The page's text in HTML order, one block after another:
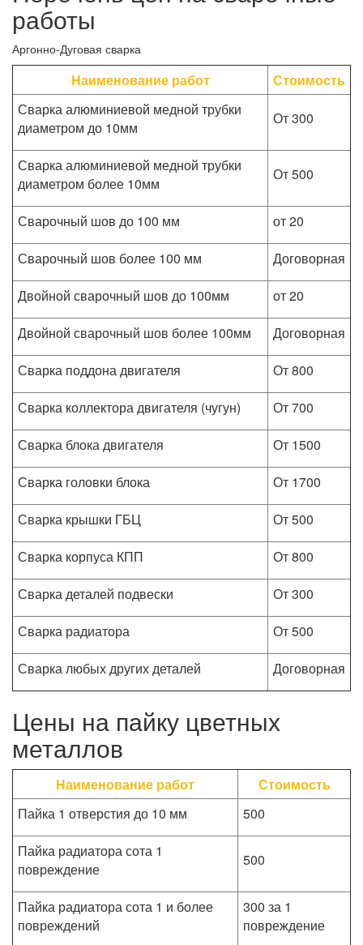
работы
Аргонно-Дуговая сварка
Наименование работ
Стоимость
Сварка алюминиевой медной трубки
диаметром до 10мм
От 300
Сварка алюминиевой медной трубки
диаметром более 10мм
От 500
Сварочный шов до 100 мм
от 20
Сварочный шов более 100 мм
Договорная
Двойной сварочный шов до 100мм
от 20
Двойной сварочный шов более 100мм
Договорная
Сварка поддона двигателя
От 800
Сварка коллектора двигателя (чугун)
От 700
Сварка блока двигателя
От 1500
Сварка головки блока
От 1700
Сварка крышки ГБЦ
От 500
Сварка корпуса КПП
От 800
Сварка деталей подвески
От 300
Сварка радиатора
От 500
Сварка любых других деталей
Договорная
Цены на пайку цветных
металлов
Наименование работ
Стоимость
Пайка 1 отверстия до 10 мм
500
Пайка радиатора сота 1
повреждение
500
Пайка радиатора сота 1 и более
повреждений
300 за 1
повреждение